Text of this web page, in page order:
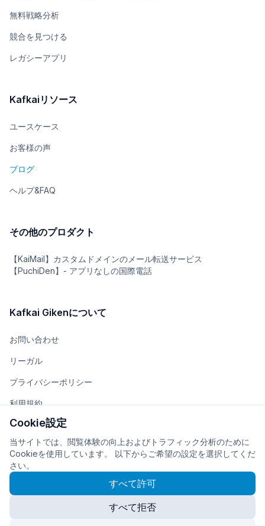
無料戦略分析
競合を見つける
レガシーアプリ
Kafkaiリソース
ユースケース
お客様の声
ブログ
ヘルプ&FAQ
その他のプロダクト
【KaiMail】カスタムドメインのメール転送サービス
【PuchiDen】- アプリなしの国際電話
Kafkai Gikenについて
お問い合わせ
リーガル
プライバシーポリシー
利用規約
チーム
会社概要
株式会社Kafkai Gikenに開発・運営されています
Cookie設定
当サイトでは、閲覧体験の向上およびトラフィック分析のために
Cookieを使用しています。 以下からご希望の設定を選択してくだ
さい。
すべて許可
すべて拒否